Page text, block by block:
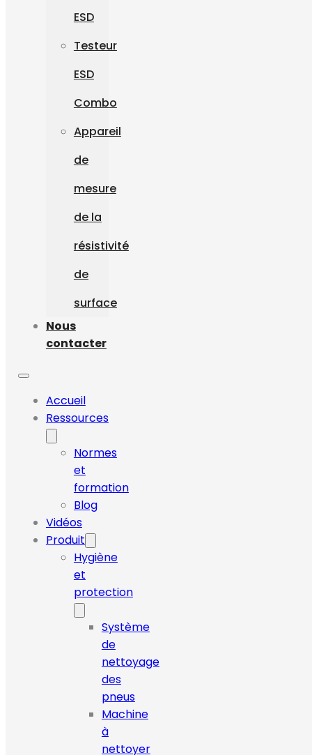
ESD
Testeur
ESD
Combo
Appareil
de
mesure
de la
résistivité
de
surface
Nous
contacter
Accueil
Ressources
Normes
et
formation
Blog
Vidéos
Produit
Hygiène
et
protection
Système
de
nettoyage
des
pneus
Machine
à
nettoyer